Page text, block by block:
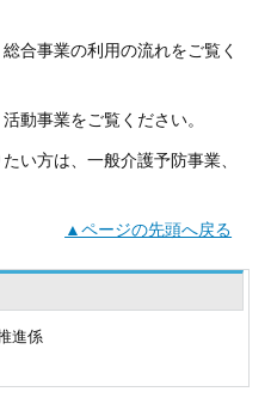
合事業の利用の流れをご覧く
動事業をご覧ください。
い方は、一般介護予防事業、
▲ページの先頭へ戻る
進係